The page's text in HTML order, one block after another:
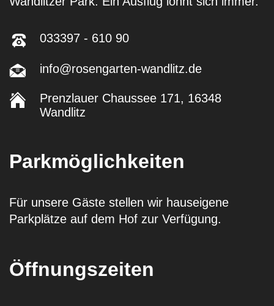
033397 - 610 90
info@rosengarten-wandlitz.de
Prenzlauer Chaussee 171, 16348
Wandlitz
Parkmöglichkeiten
Für unsere Gäste stellen wir hauseigene
Parkplätze auf dem Hof zur Verfügung.
Öffnungszeiten